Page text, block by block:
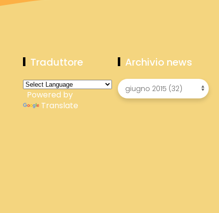
Traduttore
Powered by
Translate
Archivio news